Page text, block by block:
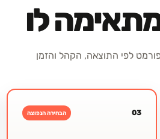
לו
לפי התוצאה, הקהל והזמן
03 הבחירה הנפוצה